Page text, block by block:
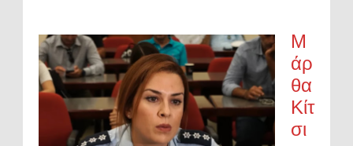
Μ
άρ
θα
Κίτ
σι